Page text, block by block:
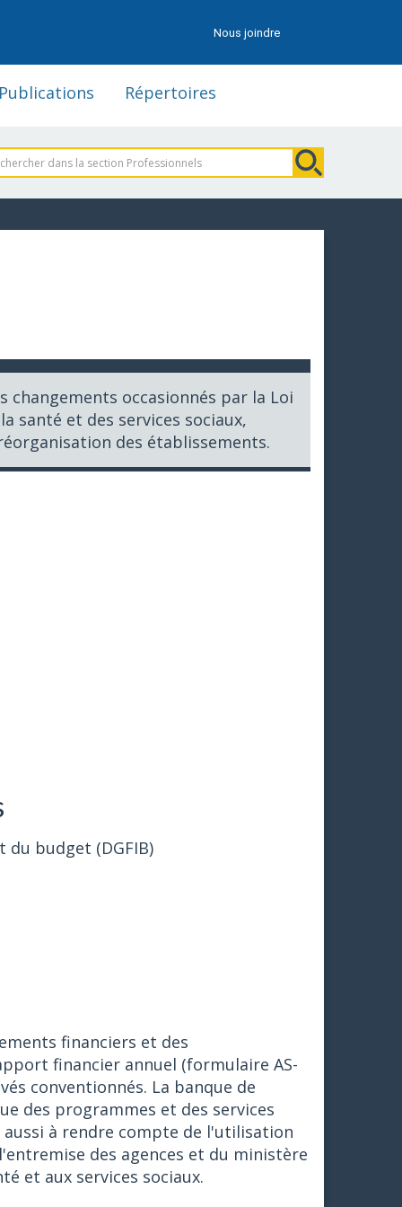
Nous joindre
Publications Répertoires
changements occasionnés par la Loi
santé et des services sociaux,
des établissements.
budget (DGFIB)
financiers et des
financier annuel (formulaire AS-
conventionnés. La banque de
des programmes et des services
aussi à rendre compte de l'utilisation
des agences et du ministère
et aux services sociaux.